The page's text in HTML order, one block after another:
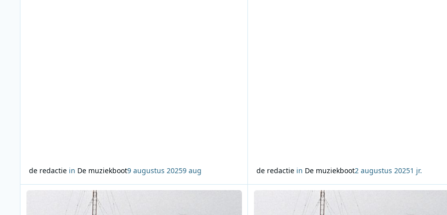
de redactiein De muziekboot9 augustus 20259 aug de redactie in De muziekboot2 augustus 20251 jr.
Lees meer over De stille maanden van de Muziekboot: Neemt Delmare de plaats in van Mi Amigo?
Lees meer over De stille maanden van de Muziekboot: